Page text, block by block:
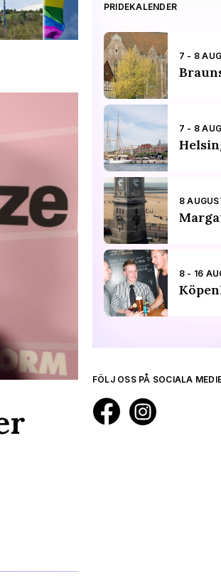
PRIDEKALENDER
7 - 8
7 - 8
8
8 - 16
FÖLJ OSS PÅ SOCIALA